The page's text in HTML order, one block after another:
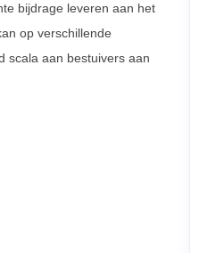
bijdrage leveren aan het
op verschillende
scala aan bestuivers aan